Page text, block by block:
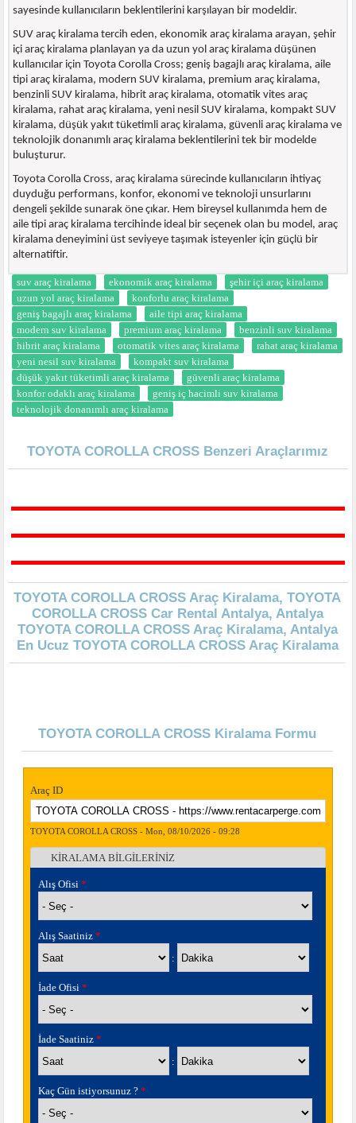
sayesinde kullanıcıların beklentilerini karşılayan bir modeldir.
SUV araç kiralama tercih eden, ekonomik araç kiralama arayan, şehir
içi araç kiralama planlayan ya da uzun yol araç kiralama düşünen
kullanıcılar için Toyota Corolla Cross; geniş bagajlı araç kiralama, aile
tipi araç kiralama, modern SUV kiralama, premium araç kiralama,
benzinli SUV kiralama, hibrit araç kiralama, otomatik vites araç
kiralama, rahat araç kiralama, yeni nesil SUV kiralama, kompakt SUV
kiralama, düşük yakıt tüketimli araç kiralama, güvenli araç kiralama ve
teknolojik donanımlı araç kiralama beklentilerini tek bir modelde
buluşturur.
Toyota Corolla Cross, araç kiralama sürecinde kullanıcıların ihtiyaç
duyduğu performans, konfor, ekonomi ve teknoloji unsurlarını
dengeli şekilde sunarak öne çıkar. Hem bireysel kullanımda hem de
aile tipi araç kiralama tercihinde ideal bir seçenek olan bu model, araç
kiralama deneyimini üst seviyeye taşımak isteyenler için güçlü bir
alternatiftir.
suv araç kiralama ekonomik araç kiralama
şehir içi araç kiralama
uzun yol araç kiralama
konforlu araç kiralama
geniş bagajlı araç kiralama
aile tipi araç kiralama
modern suv kiralama
premium araç kiralama
benzinli suv kiralama
hibrit araç kiralama
otomatik vites araç kiralama
rahat araç kiralama
yeni nesil suv kiralama
kompakt suv kiralama
düşük yakıt tüketimli araç kiralama
güvenli araç kiralama
konfor odaklı araç kiralama
geniş iç hacimli suv kiralama
teknolojik donanımlı araç kiralama
TOYOTA COROLLA CROSS Benzeri Araçlarımız
TOYOTA COROLLA CROSS Araç Kiralama, TOYOTA
COROLLA CROSS Car Rental Antalya, Antalya
TOYOTA COROLLA CROSS Araç Kiralama, Antalya
En Ucuz TOYOTA COROLLA CROSS Araç Kiralama
TOYOTA COROLLA CROSS Kiralama Formu
Araç ID
TOYOTA COROLLA CROSS - Mon, 08/10/2026 - 09:28
Gizle
KİRALAMA BİLGİLERİNİZ
Alış Ofisi *
Alış Saatiniz *
:
İade Ofisi *
İade Saatiniz *
:
Kaç Gün istiyorsunuz ? *